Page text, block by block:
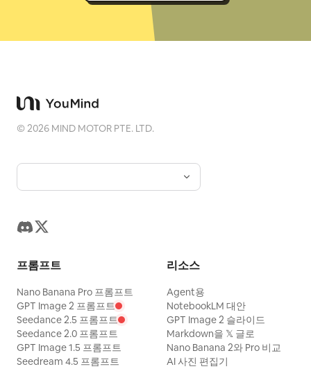
©2026 MIND MOTOR PTE. LTD.
프롬프트
Nano Banana Pro 프롬프트
GPT Image 2 프롬프트
Seedance 2.5 프롬프트
Seedance 2.0 프롬프트
GPT Image 1.5 프롬프트
Seedream 4.5 프롬프트
리소스
Agent용
NotebookLM 대안
GPT Image 2 슬라이드
Markdown을 𝕏 글로
Nano Banana 2와 Pro 비교
AI 사진 편집기